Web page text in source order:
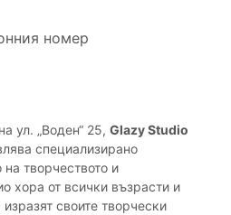
номер
ул. „Воден“ 25, Glazy Studio
специализирано
творчеството и
хора от всички възрасти и
своите творчески